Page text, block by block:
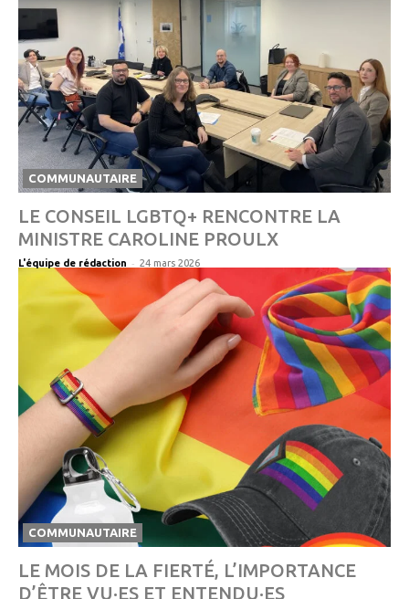
COMMUNAUTAIRE
LE CONSEIL LGBTQ+ RENCONTRE LA
MINISTRE CAROLINE PROULX
L'équipe de rédaction - 24 mars 2026
COMMUNAUTAIRE
LE MOIS DE LA FIERTÉ, L’IMPORTANCE
D’ÊTRE VU·ES ET ENTENDU·ES